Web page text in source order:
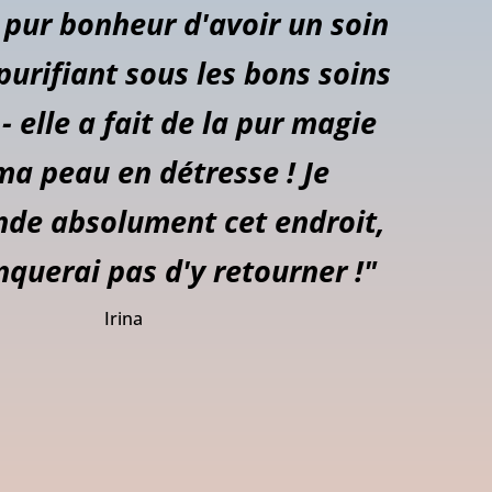
bonheur d'avoir un soin
sous les bons soins
elle a fait de la pur magie
peau en détresse ! Je
absolument cet endroit,
pas d'y retourner !"
Irina